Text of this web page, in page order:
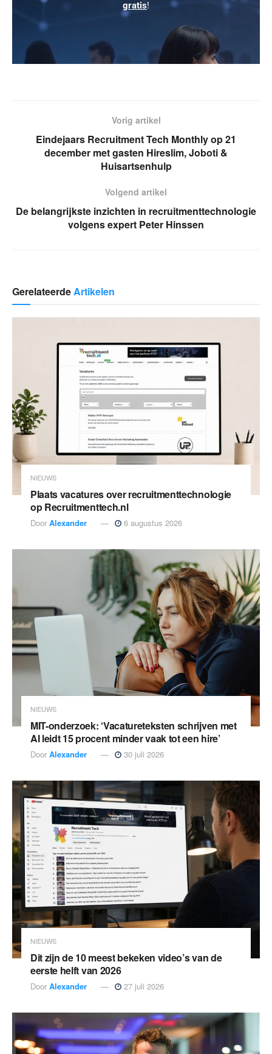
gratis!
Vorig artikel
Eindejaars Recruitment Tech Monthly op 21
december met gasten Hireslim, Joboti &
Huisartsenhulp
Volgend artikel
De belangrijkste inzichten in recruitmenttechnologie
volgens expert Peter Hinssen
GerelateerdeArtikelen
NIEUWS
Plaats vacatures over recruitmenttechnologie
op Recruitmenttech.nl
Door Alexander 6 augustus 2026
NIEUWS
MIT-onderzoek: ‘Vacatureteksten schrijven met
AI leidt 15 procent minder vaak tot een hire’
Door Alexander 30 juli 2026
NIEUWS
Dit zijn de 10 meest bekeken video’s van de
eerste helft van 2026
Door Alexander 27 juli 2026